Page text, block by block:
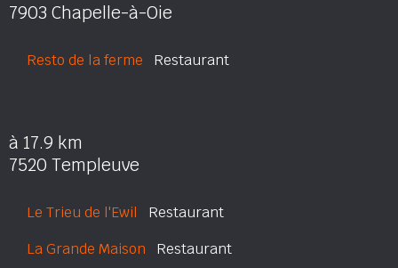
7903 Chapelle-à-Oie
Resto de la ferme Restaurant
à 17.9 km
7520 Templeuve
Le Trieu de l'Ewil Restaurant
La Grande Maison Restaurant